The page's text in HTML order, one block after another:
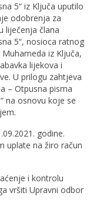
5“ iz Ključa uputilo
odobrenja za
liječenja člana
5“, nosioca ratnog
iz Ključa,
lijekova i
U prilogu zahtjeva
– Otpusna pisma
na osnovu koje se
godine.
uplate na žiro račun
i kontrolu
vršiti Upravni odbor